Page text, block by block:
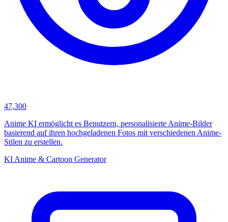
47,300
Anime KI ermöglicht es Benutzern, personalisierte Anime-Bilder
basierend auf ihren hochgeladenen Fotos mit verschiedenen Anime-
Stilen zu erstellen.
KI Anime & Cartoon Generator